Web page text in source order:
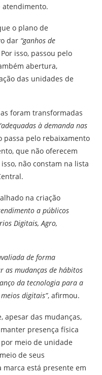
atendimento.
o plano de
dar “ganhos de
isso, passou pelo
abertura,
das unidades de
foram transformadas
à demanda nas
passa pelo rebaixamento
que não oferecem
não constam na lista
na criação
a públicos
Digitais, Agro,
de forma
as mudanças de hábitos
da tecnologia para a
digitais”, afirmou.
apesar das mudanças,
presença física
meio de unidade
de seus
marca está presente em